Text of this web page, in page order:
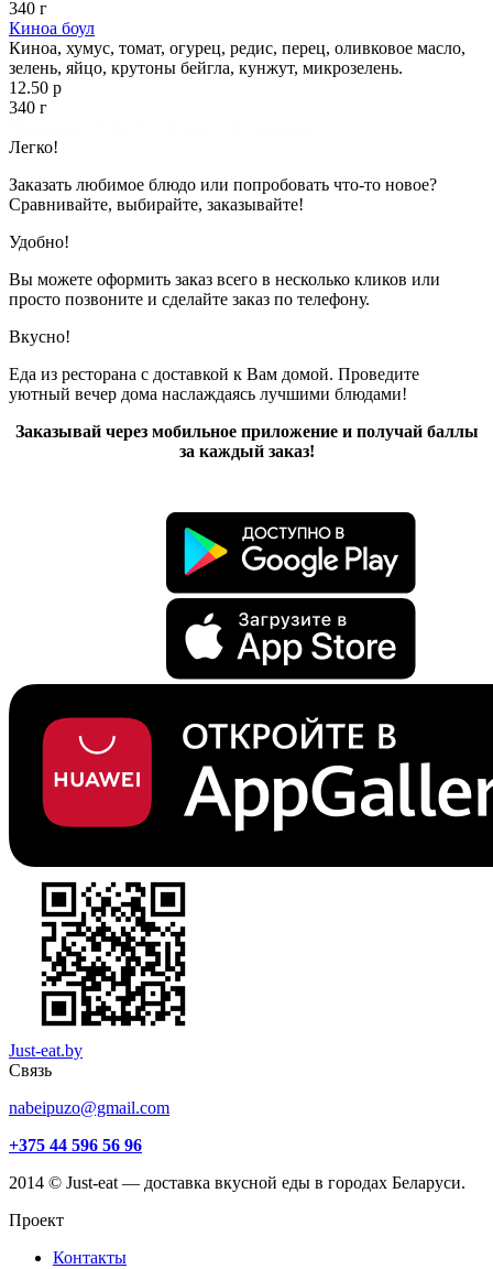
340 г
Киноа боул
Киноа, хумус, томат, огурец, редис, перец, оливковое масло,
зелень, яйцо, крутоны бейгла, кунжут, микрозелень.
12.50 р
340 г
Легко!
Заказать любимое блюдо или попробовать что-то новое?
Сравнивайте, выбирайте, заказывайте!
Удобно!
Вы можете оформить заказ всего в несколько кликов или
просто позвоните и сделайте заказ по телефону.
Вкусно!
Еда из ресторана с доставкой к Вам домой. Проведите
уютный вечер дома наслаждаясь лучшими блюдами!
Заказывай через мобильное приложение и получай баллы
за каждый заказ!
Just-eat.by
Связь
nabeipuzo@gmail.com
+375 44 596 56 96
2014 © Just-eat — доставка вкусной еды в городах Беларуси.
Проект
Контакты